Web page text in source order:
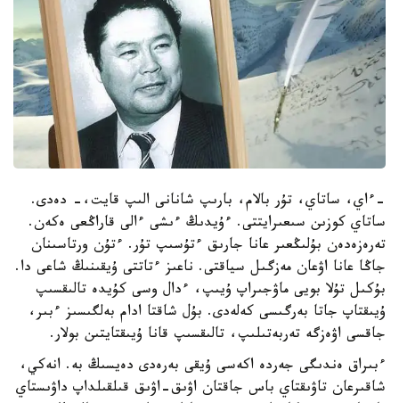
-ءاي، ساتاي، تۇر بالام، بارىپ شانانى الىپ قايت،- دەدى.
ساتاي كوزىن سىعىرايتتى. ءۇيدىڭ ءىشى ءالى قاراڭعى ەكەن.
تەرەزەدەن بۇلىڭعىر عانا جارىق ءتۇسىپ تۇر. ءتۇن ورتاسىنان
جاڭا عانا اۋعان مەزگىل سياقتى. ناعىز ءتاتتى ۇيقىنىڭ شاعى دا.
بۇكىل تۇلا بويى ماۋجىراپ ۇيىپ، ءدال وسى كۇيدە تالىقسىپ
ۇيىقتاپ جاتا بەرگىسى كەلەدى. بۇل شاقتا ادام بەلگىسىز ءبىر،
جاقسى اۋەزگە تەربەتىلىپ، تالىقسىپ قانا ۇيىقتايتىن بولار.
ءبىراق ەندىگى جەردە اكەسى ۇيقى بەرەدى دەيسىڭ بە. انەكي،
شاقىرعان تاۋىقتاي باس جاقتان اۋىق-اۋىق قىلقىلداپ داۋىستاي